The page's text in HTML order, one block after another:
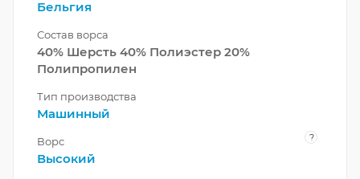
Бельгия
Состав ворса
40% Шерсть 40% Полиэстер 20%
Полипропилен
Тип производства
Машинный
Ворс ?
Высокий